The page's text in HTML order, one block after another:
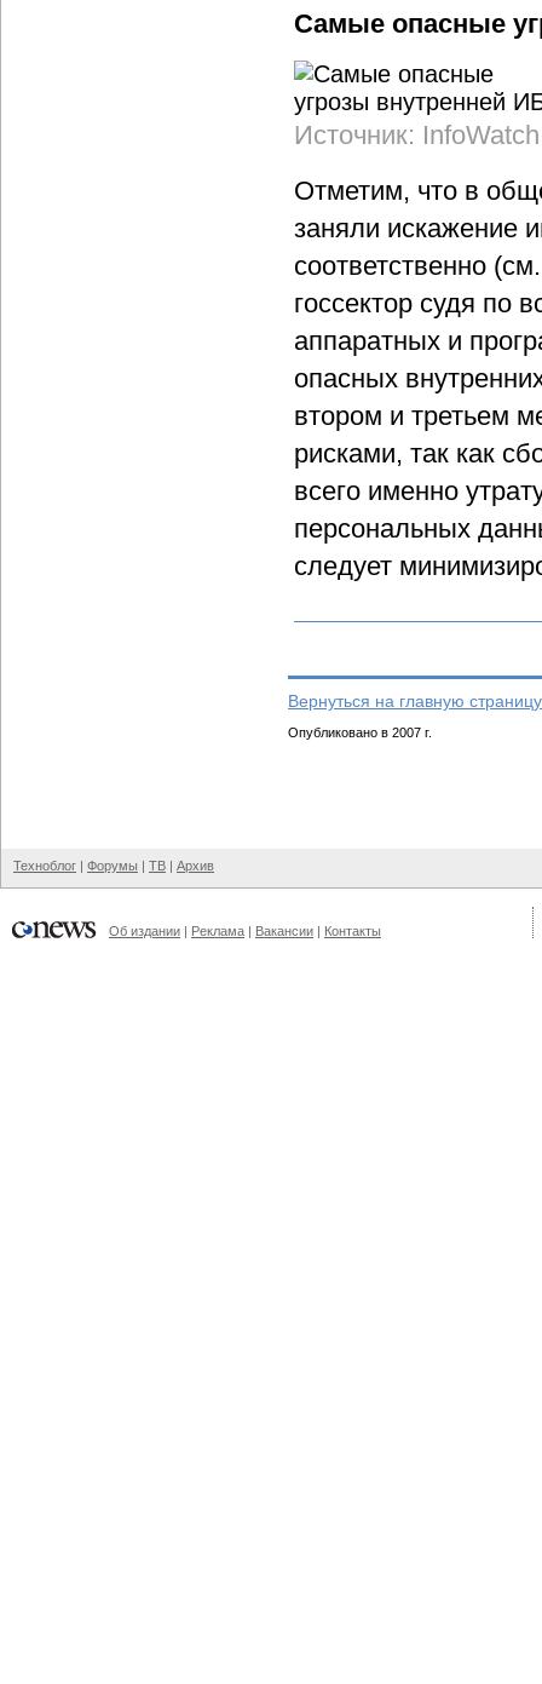
Самые опасные
Источник:
Отметим, что в
заняли искажение
соответственно
госсектор судя по
аппаратных и
опасных
втором и третьем
рисками, так как
всего именно
персональных
следует
Вернуться на главную
Опубликовано в 2007 г.
Техноблог | Форумы | ТВ | Архив
Об издании | Реклама | Вакансии | Контакты